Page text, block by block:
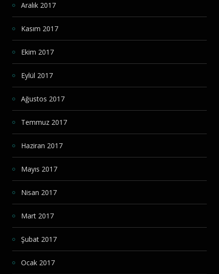
Aralık 2017
Kasım 2017
Ekim 2017
Eylül 2017
Ağustos 2017
Temmuz 2017
Haziran 2017
Mayıs 2017
Nisan 2017
Mart 2017
Şubat 2017
Ocak 2017